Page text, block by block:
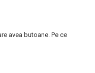
avea butoane. Pe ce